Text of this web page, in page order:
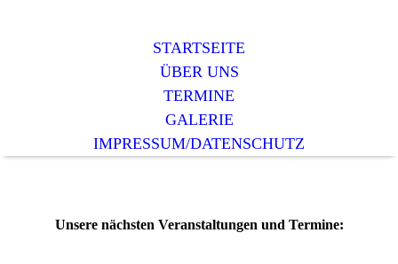
STARTSEITE
ÜBER UNS
TERMINE
GALERIE
IMPRESSUM/DATENSCHUTZ
Unsere nächsten Veranstaltungen und Termine: